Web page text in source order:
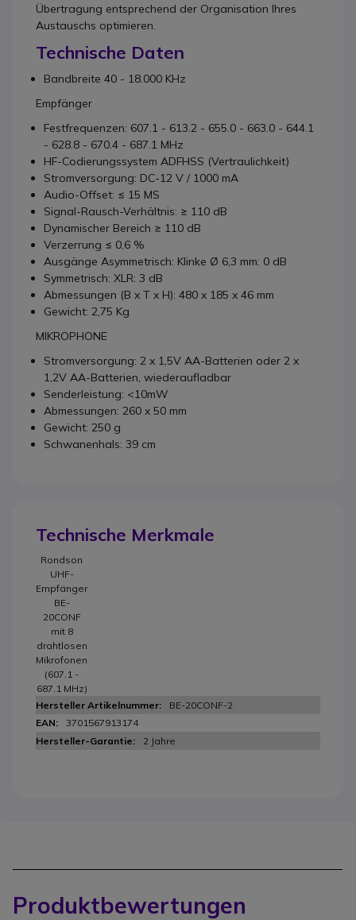
Übertragung entsprechend der Organisation Ihres
Austauschs optimieren.
Technische Daten
Bandbreite 40 - 18.000 KHz
Empfänger
Festfrequenzen: 607.1 - 613.2 - 655.0 - 663.0 - 644.1
- 628.8 - 670.4 - 687.1 MHz
HF-Codierungssystem ADFHSS (Vertraulichkeit)
Stromversorgung: DC-12 V / 1000 mA
Audio-Offset: ≤ 15 MS
Signal-Rausch-Verhältnis: ≥ 110 dB
Dynamischer Bereich ≥ 110 dB
Verzerrung ≤ 0,6 %
Ausgänge Asymmetrisch: Klinke Ø 6,3 mm: 0 dB
Symmetrisch: XLR: 3 dB
Abmessungen (B x T x H): 480 x 185 x 46 mm
Gewicht: 2,75 Kg
MIKROPHONE
Stromversorgung: 2 x 1,5V AA-Batterien oder 2 x
1,2V AA-Batterien, wiederaufladbar
Senderleistung: <10mW
Abmessungen: 260 x 50 mm
Gewicht: 250 g
Schwanenhals: 39 cm
Technische Merkmale
Rondson
UHF-
Empfänger
BE-
20CONF
mit 8
drahtlosen
Mikrofonen
(607.1 -
687.1 MHz)
BE-20CONF-2
3701567913174
2 Jahre
Produktbewertungen